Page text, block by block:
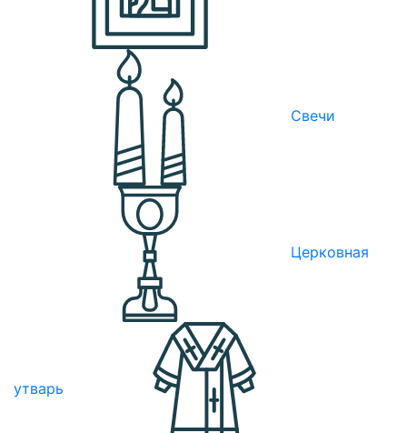
Свечи
Церковная
утварь